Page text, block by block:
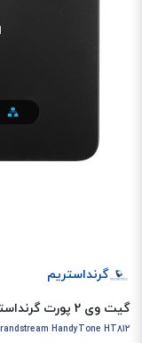
گرنداستریم
گیت وی 2 پورت گرنداستریم مدل HT812
Grandstream HandyTone HT812